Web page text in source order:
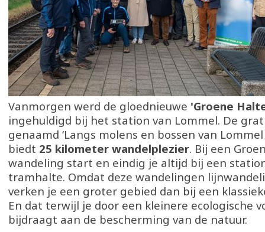
Vanmorgen werd de gloednieuwe 'Groene
ingehuldigd bij het station van Lommel. De
genaamd ‘Langs molens en bossen van Lommel
biedt 25 kilometer wandelplezier. Bij een
wandeling start en eindig je altijd bij een
tramhalte. Omdat deze wandelingen
verken je een groter gebied dan bij een
En dat terwijl je door een kleinere ecologische
bijdraagt aan de bescherming van de natuur.